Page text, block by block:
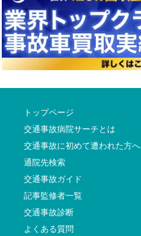
トップページ
交通事故病院サーチとは
交通事故に初めて遭われた方へ
通院先検索
交通事故ガイド
記事監修者一覧
交通事故診断
よくある質問